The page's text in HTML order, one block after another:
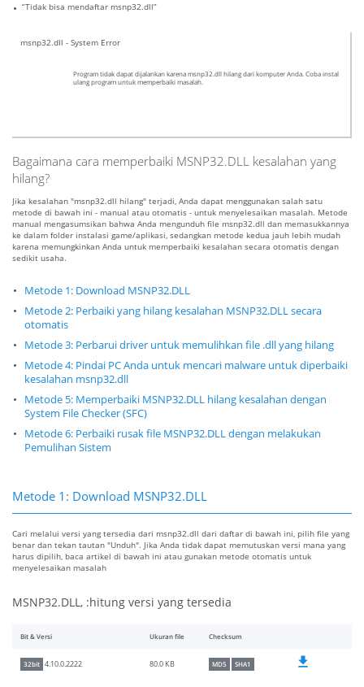
“Tidak bisa mendaftar msnp32.dll”
msnp32.dll - System Error
Program tidak dapat dijalankan karena msnp32.dll hilang dari komputer Anda. Coba instal
ulang program untuk memperbaiki masalah.
Bagaimana cara memperbaiki MSNP32.DLL kesalahan yang
hilang?
Jika kesalahan "msnp32.dll hilang" terjadi, Anda dapat menggunakan salah satu
metode di bawah ini - manual atau otomatis - untuk menyelesaikan masalah. Metode
manual mengasumsikan bahwa Anda mengunduh file msnp32.dll dan memasukkannya
ke dalam folder instalasi game/aplikasi, sedangkan metode kedua jauh lebih mudah
karena memungkinkan Anda untuk memperbaiki kesalahan secara otomatis dengan
sedikit usaha.
Metode 1: Download MSNP32.DLL
Metode 2: Perbaiki yang hilang kesalahan MSNP32.DLL secara
otomatis
Metode 3: Perbarui driver untuk memulihkan file .dll yang hilang
Metode 4: Pindai PC Anda untuk mencari malware untuk diperbaiki
kesalahan msnp32.dll
Metode 5: Memperbaiki MSNP32.DLL hilang kesalahan dengan
System File Checker (SFC)
Metode 6: Perbaiki rusak file MSNP32.DLL dengan melakukan
Pemulihan Sistem
Metode 1: Download MSNP32.DLL
Cari melalui versi yang tersedia dari msnp32.dll dari daftar di bawah ini, pilih file yang
benar dan tekan tautan "Unduh". Jika Anda tidak dapat memutuskan versi mana yang
harus dipilih, baca artikel di bawah ini atau gunakan metode otomatis untuk
menyelesaikan masalah
MSNP32.DLL, :hitung versi yang tersedia
Bit & Versi Ukuran file Checksum
32bit 4.10.0.2222 80.0 KB MD5 SHA1